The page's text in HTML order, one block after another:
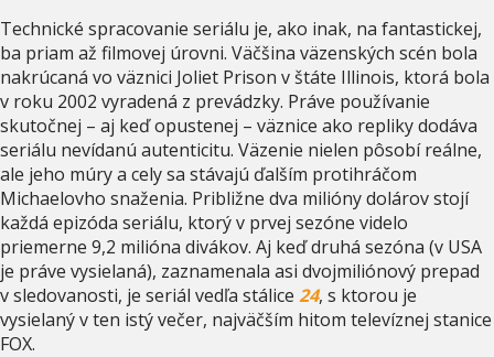
Technické spracovanie seriálu je, ako inak, na fantastickej,
ba priam až filmovej úrovni. Väčšina väzenských scén bola
nakrúcaná vo väznici Joliet Prison v štáte Illinois, ktorá bola
v roku 2002 vyradená z prevádzky. Práve používanie
skutočnej – aj keď opustenej – väznice ako repliky dodáva
seriálu nevídanú autenticitu. Väzenie nielen pôsobí reálne,
ale jeho múry a cely sa stávajú ďalším protihráčom
Michaelovho snaženia. Približne dva milióny dolárov stojí
každá epizóda seriálu, ktorý v prvej sezóne videlo
priemerne 9,2 milióna divákov. Aj keď druhá sezóna (v USA
je práve vysielaná), zaznamenala asi dvojmiliónový prepad
v sledovanosti, je seriál vedľa stálice 24, s ktorou je
vysielaný v ten istý večer, najväčším hitom televíznej stanice
FOX.